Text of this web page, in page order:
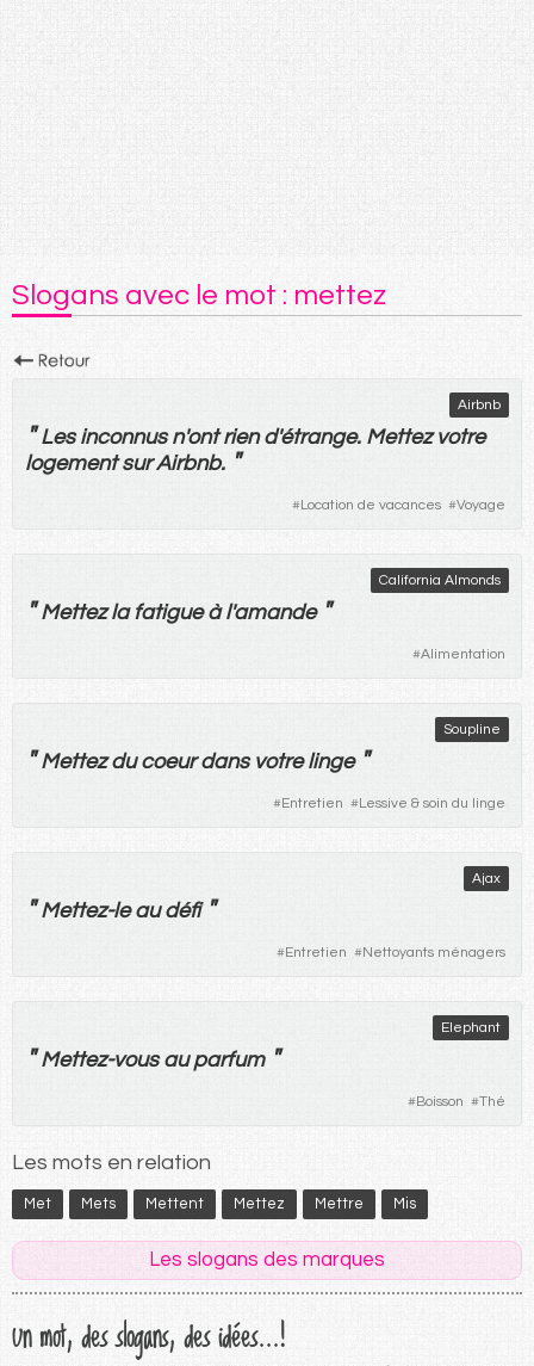
Slogans avec le mot : mettez
Airbnb
" Les inconnusn'ont riend'étrange. Mettez votre
logement surAirbnb. "
#Location de vacances #Voyage
California Almonds
" Mettez la fatigue àl'amande "
#Alimentation
Soupline
" Mettez du coeur dans votre linge "
#Entretien #Lessive & soin du linge
Ajax
" Mettez-le au défi "
#Entretien #Nettoyants ménagers
Elephant
" Mettez-vous au parfum "
#Boisson #Thé
Les mots en relation
Met Mets Mettent Mettez Mettre Mis
Les slogans des marques
Un mot, des slogans, des idées...!